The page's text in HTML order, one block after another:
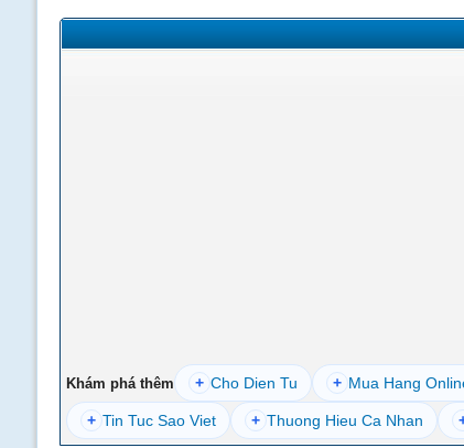
Khám phá thêm + Cho Dien Tu + Mua Hang
+ Tin Tuc Sao Viet + Thuong Hieu Ca Nhan